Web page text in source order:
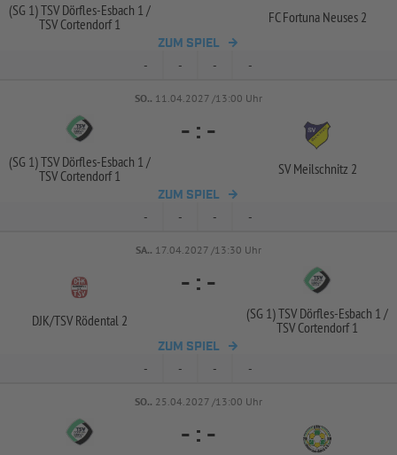
(SG 1) TSV Dörfles-Esbach 1 /
TSV Cortendorf 1
FC Fortuna Neuses 2
ZUM SPIEL
- - - -
SO.. 11.04.2027 /13:00 Uhr
(SG 1) TSV Dörfles-Esbach 1 /
TSV Cortendorf 1
- : -
SV Meilschnitz 2
ZUM SPIEL
- - - -
SA.. 17.04.2027 /13:30 Uhr
DJK/TSV Rödental 2
- : -
(SG 1) TSV Dörfles-Esbach 1 /
TSV Cortendorf 1
ZUM SPIEL
- - - -
SO.. 25.04.2027 /13:00 Uhr
- : -